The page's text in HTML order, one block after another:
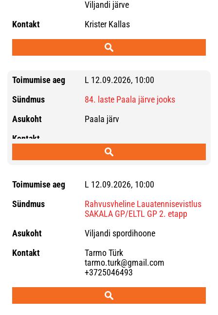
Viljandi järve
Krister Kallas
L 12.09.2026, 10:00
84. laste Paala järve jooks
Paala järv
L 12.09.2026, 10:00
Rahvusvheline Lauatennisevistlus
SAKALA GP/ELTL GP 2. etapp
Viljandi spordihoone
Tarmo Türk
tarmo.turk@gmail.com
+3725046493